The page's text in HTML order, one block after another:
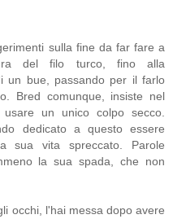
sulla fine da far fare a
del filo turco, fino alla
un bue, passando per il farlo
Bred comunque, insiste nel
un unico colpo secco.
dedicato a questo essere
sua vita spreccato. Parole
la sua spada, che non
occhi, l'hai messa dopo avere